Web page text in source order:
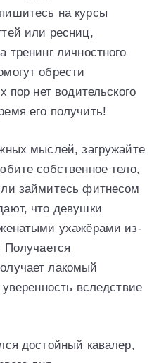
на курсы
или ресниц,
тренинг личностного
обрести
пор нет водительского
его получить!
мыслей, загружайте
собственное тело,
займитесь фитнесом
что девушки
ухажёрами из-
Получается
лакомый
вследствие
достойный кавалер,